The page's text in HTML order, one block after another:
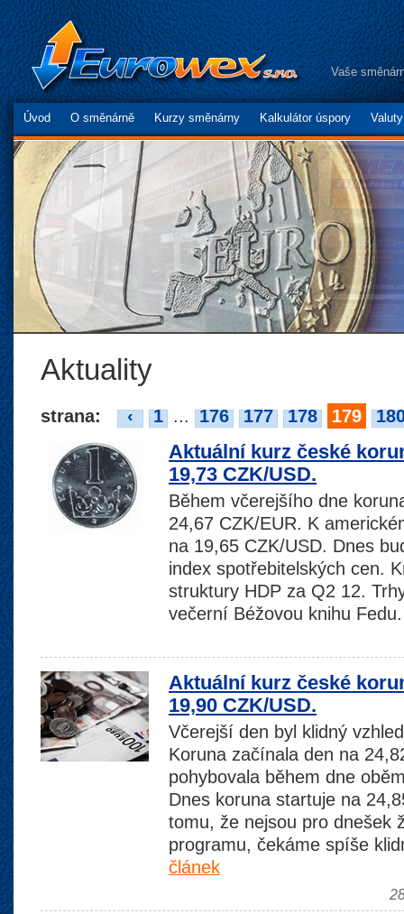
Vaše
Úvod O směnárně Kurzy směnárny Kalkulátor úspory
Aktuality
strana: ‹ 1 ... 176 177 178 179
Aktuální kurz české
19,73 CZK/USD.
Během včerejšího dne
24,67 CZK/EUR. K
na 19,65 CZK/USD. Dnes
index spotřebitelských cen.
struktury HDP za Q2 12.
večerní Béžovou knihu
Aktuální kurz české
19,90 CZK/USD.
Včerejší den byl klidný
Koruna začínala den na
pohybovala během dne
Dnes koruna startuje na
tomu, že nejsou pro dnešek
programu, čekáme spíše
článek